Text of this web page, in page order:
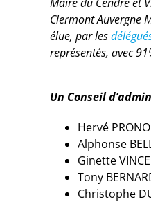
Clermont Auvergne
élue, par les
représentés, avec
Un Conseil
Hervé
Alphonse
Ginette
Tony
Christophe